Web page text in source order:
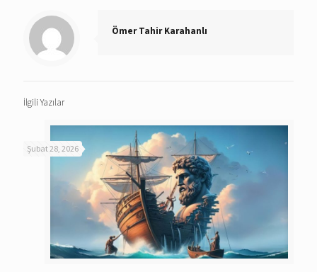
Ömer Tahir Karahanlı
İlgili Yazılar
Şubat 28, 2026